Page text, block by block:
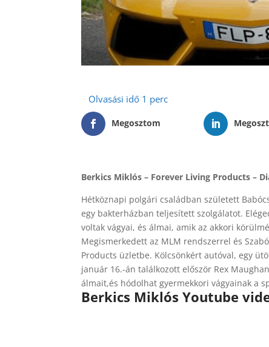
Megosztom
Berkics Miklós – Forever Living Products –
Hétköznapi polgári családban született
egy bakterházban teljesített szolgálatot.
voltak vágyai, és álmai, amik az akkori
Megismerkedett az MLM rendszerrel és
Products üzletbe. Kölcsönkért autóval, egy
január 16.-án találkozott először Rex
álmait,és hódolhat gyermekkori vágyainak a
Berkics Miklós Youtube